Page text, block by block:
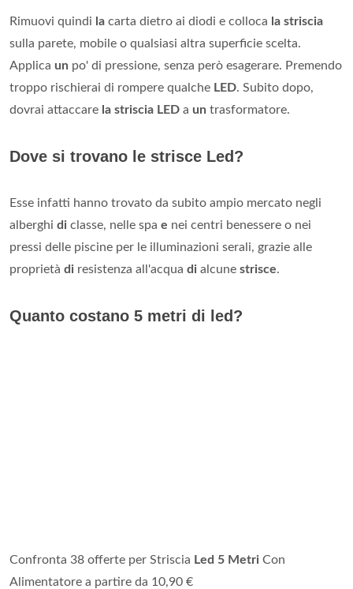
Rimuovi quindi la carta dietro ai diodi e colloca la striscia
sulla parete, mobile o qualsiasi altra superficie scelta.
Applica un po' di pressione, senza però esagerare. Premendo
troppo rischierai di rompere qualche LED. Subito dopo,
dovrai attaccare la striscia LED a un trasformatore.
Dove si trovano le strisce Led?
Esse infatti hanno trovato da subito ampio mercato negli
alberghi di classe, nelle spa e nei centri benessere o nei
pressi delle piscine per le illuminazioni serali, grazie alle
proprietà di resistenza all'acqua di alcune strisce.
Quanto costano 5 metri di led?
Confronta 38 offerte per Striscia Led 5 Metri Con
Alimentatore a partire da 10,90 €